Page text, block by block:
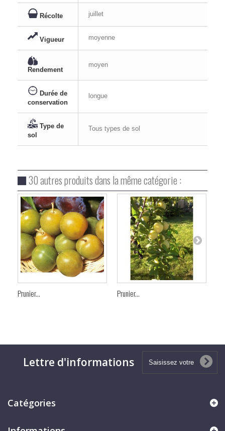
Récolte juillet
Vigueur moyenne
Rendement
moyen
Durée de
conservation
longue
Type de
sol
Tous types de sol
30 autres produits dans la même catégorie :
Prunier... Prunier...
Lettre d'informations
Catégories